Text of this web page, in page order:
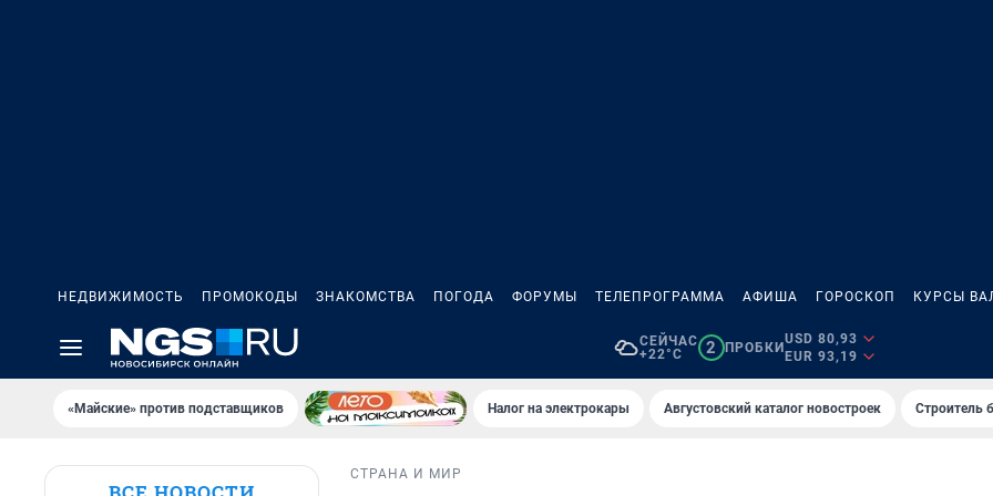
НЕДВИЖИМОСТЬ ПРОМОКОДЫ ЗНАКОМСТВА ПОГОДА ФОРУМЫ ТЕЛЕПРОГРАММА АФИША ГОРОСКОП КУРСЫ
СЕЙЧАС
+22°C
2 ПРОБКИ
USD 80,93
EUR 93,19
«Майские» против подставщиков Налог на электрокары Августовский каталог новостроек Строитель
СТРАНА И МИР